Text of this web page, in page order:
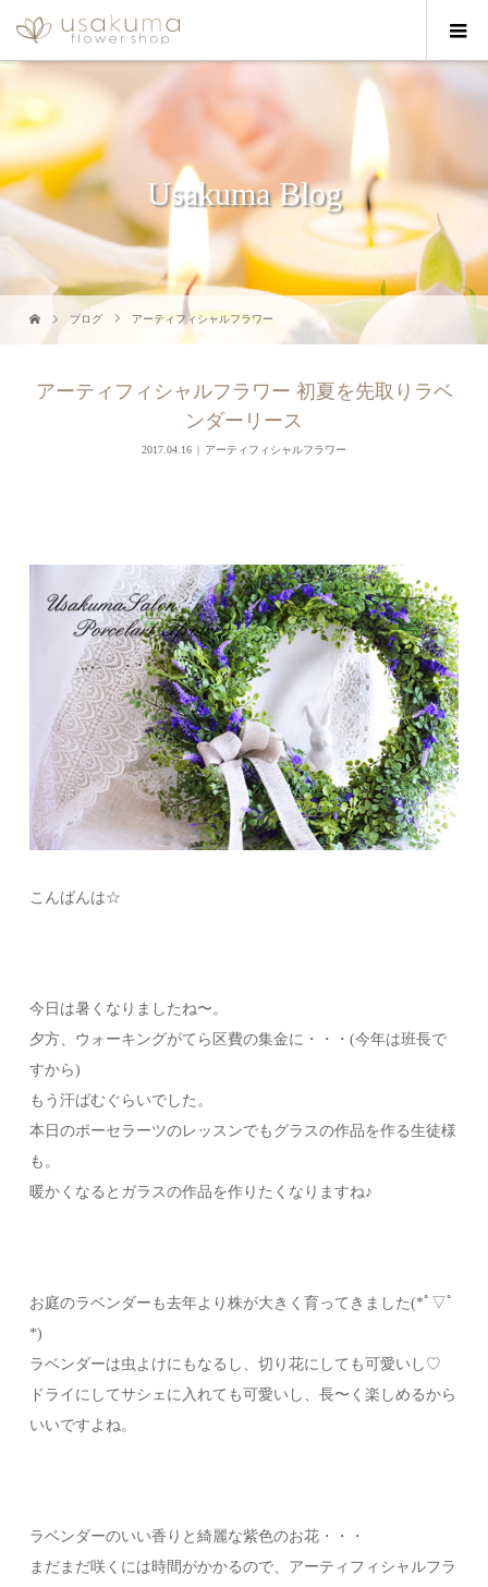
Usakuma Blog
ブログ アーティフィシャルフラワー
アーティフィシャルフラワー 初夏を先取りラベ
ンダーリース
2017.04.16 アーティフィシャルフラワー
こんばんは☆
今日は暑くなりましたね〜。
夕方、ウォーキングがてら区費の集金に・・・(今年は班長で
すから)
もう汗ばむぐらいでした。
本日のポーセラーツのレッスンでもグラスの作品を作る生徒様
も。
暖かくなるとガラスの作品を作りたくなりますね♪
お庭のラベンダーも去年より株が大きく育ってきました(*ﾟ▽ﾟ
*)
ラベンダーは虫よけにもなるし、切り花にしても可愛いし♡
ドライにしてサシェに入れても可愛いし、長〜く楽しめるから
いいですよね。
ラベンダーのいい香りと綺麗な紫色のお花・・・
まだまだ咲くには時間がかかるので、アーティフィシャルフラ